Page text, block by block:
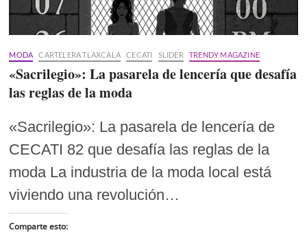
MODA CARTELERA TLAXCALA CECATI SLIDER TRENDY MAGAZINE
«Sacrilegio»: La pasarela de lencería que desafía
las reglas de la moda
«Sacrilegio»: La pasarela de lencería de
CECATI 82 que desafía las reglas de la
moda La industria de la moda local está
viviendo una revolución…
Comparte esto: